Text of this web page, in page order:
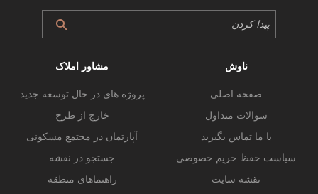
ناوش
صفحه اصلی
سوالات متداول
با ما تماس بگیرید
سیاست حفظ حریم خصوصی
نقشه سایت
مشاور املاک
پروژه های در حال توسعه جدید
خارج از طرح
آپارتمان در مجتمع مسکونی
جستجو در نقشه
راهنماهای منطقه